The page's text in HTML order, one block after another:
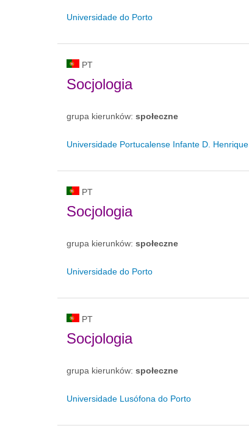
Universidade do Porto
PT
Socjologia
grupa kierunków: społeczne
Universidade Portucalense Infante D. Henrique
PT
Socjologia
grupa kierunków: społeczne
Universidade do Porto
PT
Socjologia
grupa kierunków: społeczne
Universidade Lusófona do Porto